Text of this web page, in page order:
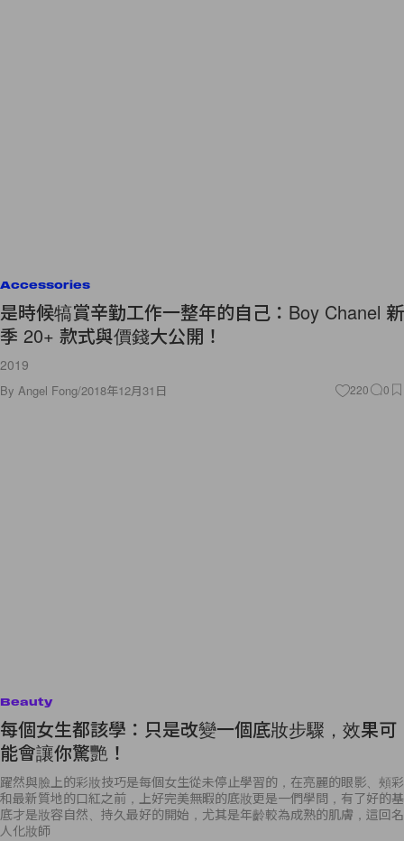
Accessories
是時候犒賞辛勤工作一整年的自己：Boy Chanel 新
季 20+ 款式與價錢大公開！
2019
By Angel Fong/2018年12月31日 220 0
Beauty
每個女生都該學：只是改變一個底妝步驟，效果可
能會讓你驚艷！
躍然與臉上的彩妝技巧是每個女生從未停止學習的，在亮麗的眼影、頰彩
和最新質地的口紅之前，上好完美無暇的底妝更是一們學問，有了好的基
底才是妝容自然、持久最好的開始，尤其是年齡較為成熟的肌膚，這回名
人化妝師